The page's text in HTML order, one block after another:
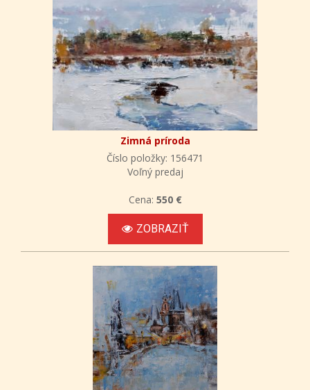
Zimná príroda
Číslo položky: 156471
Voľný predaj
Cena: 550 €
ZOBRAZIŤ